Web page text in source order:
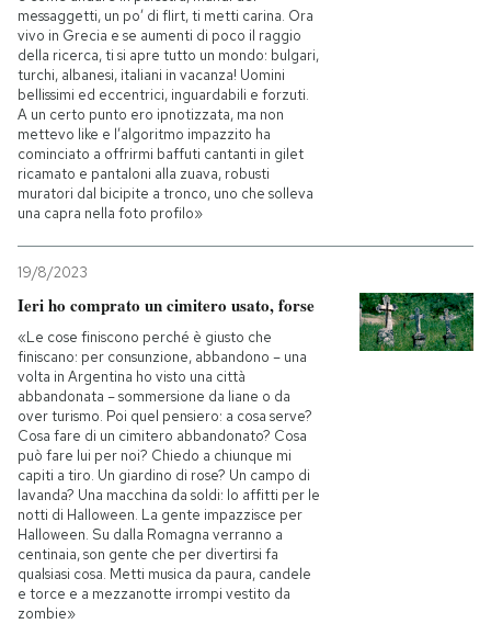
messaggetti, un po’ di flirt, ti metti carina. Ora
vivo in Grecia e se aumenti di poco il raggio
della ricerca, ti si apre tutto un mondo: bulgari,
turchi, albanesi, italiani in vacanza! Uomini
bellissimi ed eccentrici, inguardabili e forzuti.
A un certo punto ero ipnotizzata, ma non
mettevo like e l’algoritmo impazzito ha
cominciato a offrirmi baffuti cantanti in gilet
ricamato e pantaloni alla zuava, robusti
muratori dal bicipite a tronco, uno che solleva
una capra nella foto profilo»
19/8/2023
Ieri ho comprato un cimitero usato, forse
«Le cose finiscono perché è giusto che
finiscano: per consunzione, abbandono – una
volta in Argentina ho visto una città
abbandonata – sommersione da liane o da
over turismo. Poi quel pensiero: a cosa serve?
Cosa fare di un cimitero abbandonato? Cosa
può fare lui per noi? Chiedo a chiunque mi
capiti a tiro. Un giardino di rose? Un campo di
lavanda? Una macchina da soldi: lo affitti per le
notti di Halloween. La gente impazzisce per
Halloween. Su dalla Romagna verranno a
centinaia, son gente che per divertirsi fa
qualsiasi cosa. Metti musica da paura, candele
e torce e a mezzanotte irrompi vestito da
zombie»